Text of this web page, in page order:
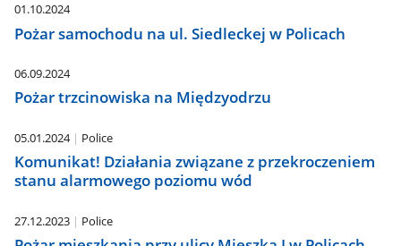
01.10.2024
Pożar samochodu na ul. Siedleckej w Policach
06.09.2024
Pożar trzcinowiska na Międzyodrzu
05.01.2024 Police
Komunikat! Działania związane z przekroczeniem
stanu alarmowego poziomu wód
27.12.2023 Police